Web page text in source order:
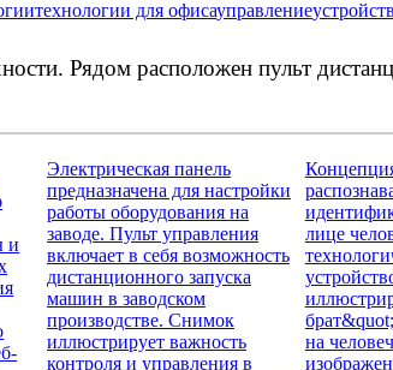
технологии для офисауправление
Рядом расположен пульт